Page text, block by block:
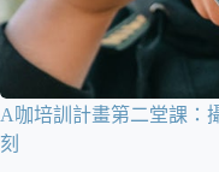
A咖培訓計畫第二堂課：
刻